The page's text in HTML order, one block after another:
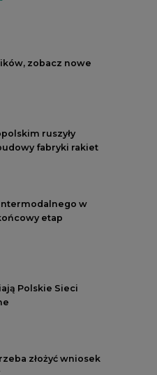
zobacz nowe
ruszyły
fabryki rakiet
w
etap
Polskie Sieci
złożyć wniosek